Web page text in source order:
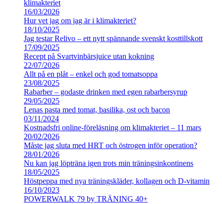
klimakteriet
16/03/2026
Hur vet jag om jag är i klimakteriet?
18/10/2025
Jag testar Relivo – ett nytt spännande svenskt kosttillskott
17/09/2025
Recept på Svartvinbärsjuice utan kokning
22/07/2026
Allt på en plåt – enkel och god tomatsoppa
23/08/2025
Rabarber – godaste drinken med egen rabarbersyrup
29/05/2025
Lenas pasta med tomat, basilika, ost och bacon
03/11/2024
Kostnadsfri online-föreläsning om klimakteriet – 11 mars
20/02/2026
Måste jag sluta med HRT och östrogen inför operation?
28/01/2026
Nu kan jag löpträna igen trots min träningsinkontinens
18/05/2025
Höstpeppa med nya träningskläder, kollagen och D-vitamin
16/10/2023
POWERWALK 79 by TRÄNING 40+